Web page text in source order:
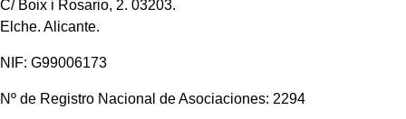
C/ Boix i Rosario, 2. 03203.
Elche. Alicante.
NIF: G99006173
Nº de Registro Nacional de Asociaciones: 2294